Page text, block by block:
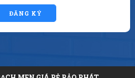
ĐĂNG KÝ